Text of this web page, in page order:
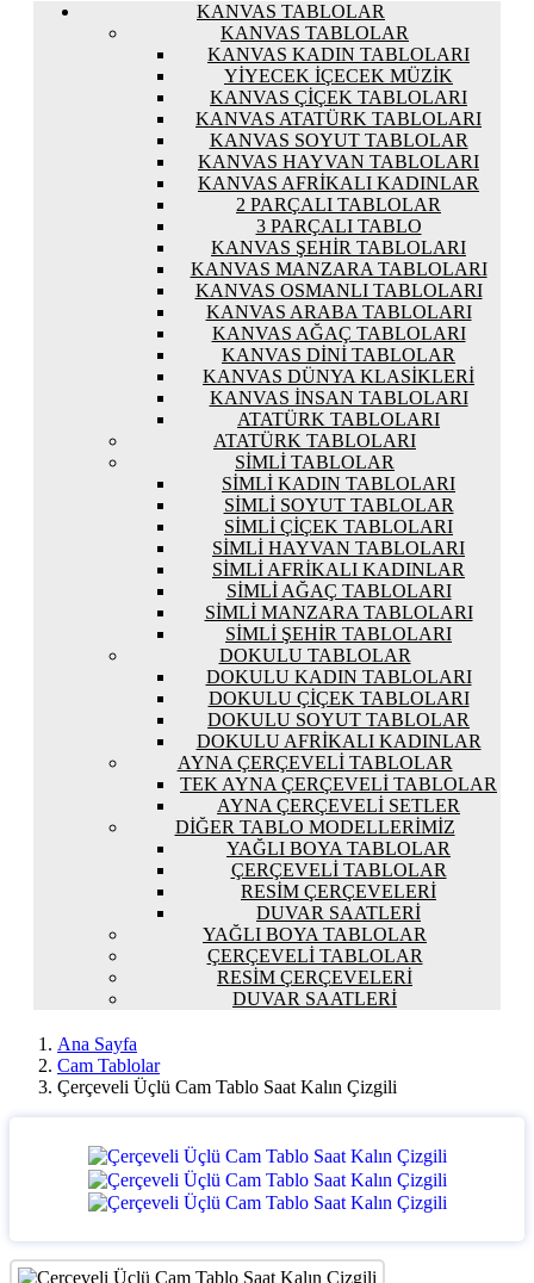
KANVAS TABLOLAR
KANVAS TABLOLAR
KANVAS KADIN TABLOLARI
YIYECEK İÇECEK MÜZIK
KANVAS ÇIÇEK TABLOLARI
KANVAS ATATÜRK TABLOLARI
KANVAS SOYUT TABLOLAR
KANVAS HAYVAN TABLOLARI
KANVAS AFRIKALI KADINLAR
2 PARÇALI TABLOLAR
3 PARÇALI TABLO
KANVAS ŞEHIR TABLOLARI
KANVAS MANZARA TABLOLARI
KANVAS OSMANLI TABLOLARI
KANVAS ARABA TABLOLARI
KANVAS AĞAÇ TABLOLARI
KANVAS DINI TABLOLAR
KANVAS DÜNYA KLASIKLERI
KANVAS İNSAN TABLOLARI
ATATÜRK TABLOLARI
ATATÜRK TABLOLARI
SIMLI TABLOLAR
SIMLI KADIN TABLOLARI
SIMLI SOYUT TABLOLAR
SIMLI ÇIÇEK TABLOLARI
SIMLI HAYVAN TABLOLARI
SIMLI AFRIKALI KADINLAR
SIMLI AĞAÇ TABLOLARI
SIMLI MANZARA TABLOLARI
SIMLI ŞEHIR TABLOLARI
DOKULU TABLOLAR
DOKULU KADIN TABLOLARI
DOKULU ÇIÇEK TABLOLARI
DOKULU SOYUT TABLOLAR
DOKULU AFRIKALI KADINLAR
AYNA ÇERÇEVELI TABLOLAR
TEK AYNA ÇERÇEVELI TABLOLAR
AYNA ÇERÇEVELI SETLER
DIĞER TABLO MODELLERIMIZ
YAĞLI BOYA TABLOLAR
ÇERÇEVELI TABLOLAR
RESIM ÇERÇEVELERI
DUVAR SAATLERI
YAĞLI BOYA TABLOLAR
ÇERÇEVELI TABLOLAR
RESIM ÇERÇEVELERI
DUVAR SAATLERI
Ana Sayfa
Cam Tablolar
Çerçeveli Üçlü Cam Tablo Saat Kalın Çizgili